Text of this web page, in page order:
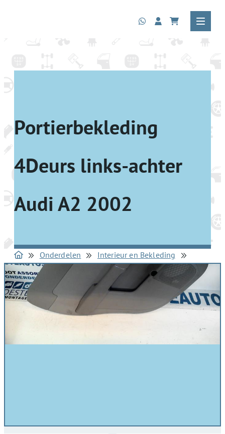
Portierbekleding
4Deurs links-achter
Audi A2 2002
Onderdelen
Interieur en Bekleding
Portierbekledingen 4Deurs links-achter